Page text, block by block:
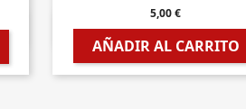
5,00 €
AÑADIR AL CARRITO
 Vista rápida